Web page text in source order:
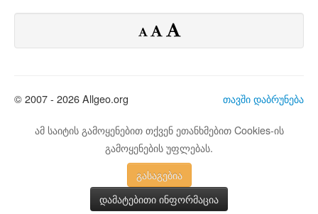
თავში დაბრუნება
© 2007 - 2026 Allgeo.org
ამ საიტის გამოყენებით თქვენ ეთანხმებით Cookies-ის
გამოყენების უფლებას.
გასაგებია
დამატებითი ინფორმაცია